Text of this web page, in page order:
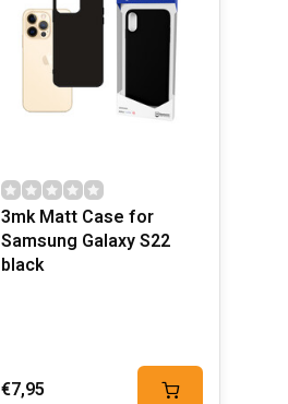
3mk Matt Case for
Samsung Galaxy S22
black
€7,95